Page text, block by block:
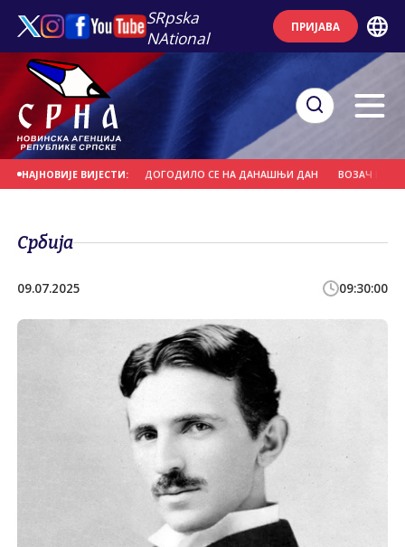
SRpska
NAtional
ПРИЈАВА
НАЈНОВИЈЕ ВИЈЕСТИ:
ПАНTЕЛЕЈМОН ДОГОДИЛО СЕ НА ДАНАШЊИ ДАН ВОЗАЧ
Србија
09.07.2025 09:30:00